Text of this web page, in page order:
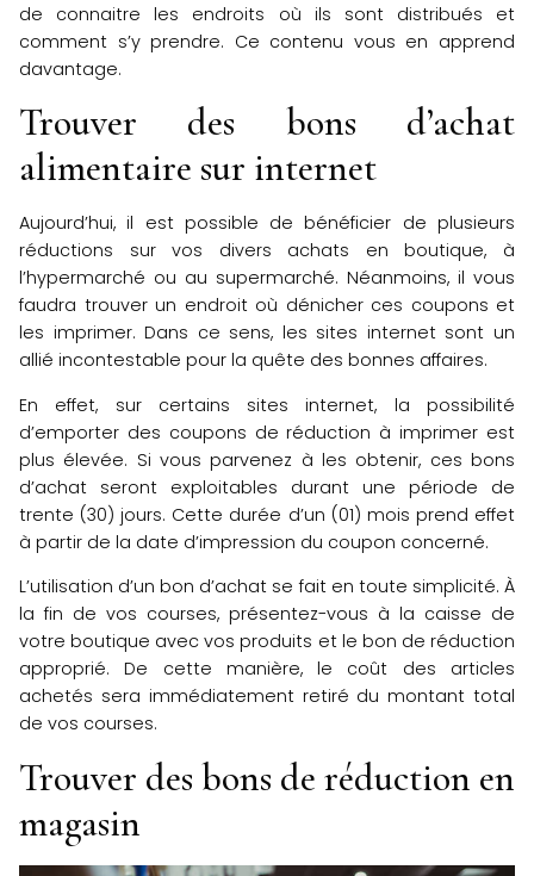
de connaitre les endroits où ils sont distribués et
comment s’y prendre. Ce contenu vous en apprend
davantage.
Trouver des bons d’achat
alimentaire sur internet
Aujourd’hui, il est possible de bénéficier de plusieurs
réductions sur vos divers achats en boutique, à
l’hypermarché ou au supermarché. Néanmoins, il vous
faudra trouver un endroit où dénicher ces coupons et
les imprimer. Dans ce sens, les sites internet sont un
allié incontestable pour la quête des bonnes affaires.
En effet, sur certains sites internet, la possibilité
d’emporter des coupons de réduction à imprimer est
plus élevée. Si vous parvenez à les obtenir, ces bons
d’achat seront exploitables durant une période de
trente (30) jours. Cette durée d’un (01) mois prend effet
à partir de la date d’impression du coupon concerné.
L’utilisation d’un bon d’achat se fait en toute simplicité. À
la fin de vos courses, présentez-vous à la caisse de
votre boutique avec vos produits et le bon de réduction
approprié. De cette manière, le coût des articles
achetés sera immédiatement retiré du montant total
de vos courses.
Trouver des bons de réduction en
magasin